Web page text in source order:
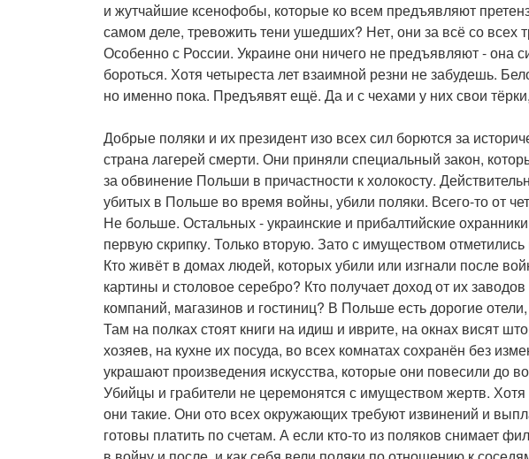
и жутчайшие ксенофобы, которые ко всем предъявляют
самом деле, тревожить тени ушедших? Нет, они за всё со всех
Особенно с России. Украине они ничего не предъявляют - она
бороться. Хотя четыреста лет взаимной резни не забудешь.
но именно пока. Предъявят ещё. Да и с чехами у них свои тёрки,
Добрые поляки и их президент изо всех сил борются за
страна лагерей смерти. Они приняли специальный закон,
за обвинение Польши в причастности к холокосту.
убитых в Польше во время войны, убили поляки. Всего-то от
Не больше. Остальных - украинские и прибалтийские
первую скрипку. Только вторую. Зато с имуществом
Кто живёт в домах людей, которых убили или изгнали после
картины и столовое серебро? Кто получает доход от их
компаний, магазинов и гостиниц? В Польше есть дорогие
Там на полках стоят книги на идиш и иврите, на окнах висят
хозяев, на кухне их посуда, во всех комнатах сохранён без
украшают произведения искусства, которые они повесили до
Убийцы и грабители не церемонятся с имуществом жертв. Хотя
они такие. Они ото всех окружающих требуют извинений и
готовы платить по счетам. А если кто-то из поляков снимает